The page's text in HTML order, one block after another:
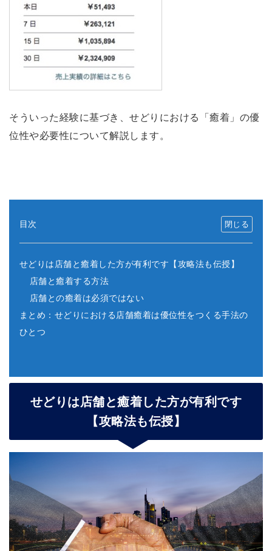
そういった経験に基づき、せどりにおける「癒着」の優
位性や必要性について解説します。
目次
せどりは店舗と癒着した方が有利です【攻略法も伝授】
店舗と癒着する方法
店舗との癒着は必須ではない
まとめ：せどりにおける店舗癒着は優位性をつくる手法の
ひとつ
せどりは店舗と癒着した方が有利です
【攻略法も伝授】